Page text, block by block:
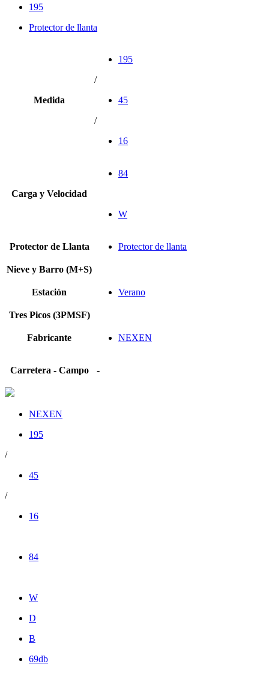
195
Protector de llanta
Medida
195
/
45
/
16
Carga y Velocidad
84
W
Protector de Llanta Protector de llanta
Nieve y Barro (M+S)
Estación Verano
Tres Picos (3PMSF)
Fabricante NEXEN
Carretera - Campo -
NEXEN
195
/
45
/
16
84
W
D
B
69db